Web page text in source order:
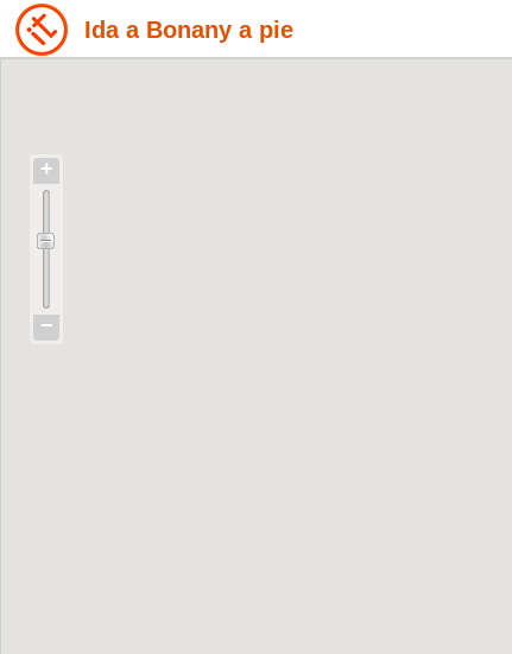
Ida a Bonany a pie
+
−